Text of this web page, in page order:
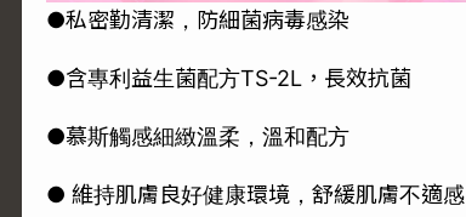
●私密勤清潔，防細菌病毒感染
●含專利益生菌配方TS-2L，長效抗菌
●慕斯觸感細緻溫柔，溫和配方
● 維持肌膚良好健康環境，舒緩肌膚不適感